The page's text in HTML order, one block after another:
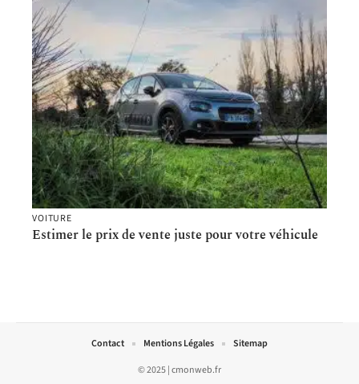
VOITURE
Estimer le prix de vente juste pour votre véhicule
© 2025 | cmonweb.fr
Contact Mentions Légales Sitemap